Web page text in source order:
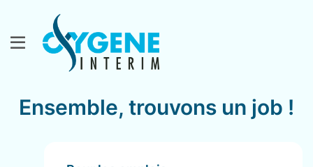
Ensemble, trouvons un job !